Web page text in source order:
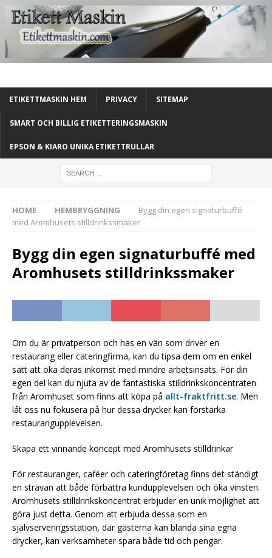
ETIKETTMASKIN HEM PRIVACY SITEMAP
SMART OCH BILLIG ETIKETTERINGSMASKIN
EPSON & KIARO UNIKA ETIKETTRULLAR
HOME HEMBRYGGNING
Bygg din egen signaturbuffé
med Aromhusets stilldrinkssmaker
Bygg din egen signaturbuffé med
Aromhusets stilldrinkssmaker
Om du är privatperson och has en vän som driver en
restaurang eller cateringfirma, kan du tipsa dem om en enkel
sätt att öka deras inkomst med mindre arbetsinsats. För din
egen del kan du njuta av de fantastiska stilldrinkskoncentraten
från Aromhuset som finns att köpa på allt-fraktfritt.se. Men
låt oss nu fokusera på hur dessa drycker kan förstärka
restaurangupplevelsen.
Skapa ett vinnande koncept med Aromhusets stilldrinkar
För restauranger, caféer och cateringföretag finns det ständigt
en strävan att både förbättra kundupplevelsen och öka vinsten.
Aromhusets stilldrinkskoncentrat erbjuder en unik möjlighet att
göra just detta. Genom att erbjuda dessa som en
självserveringsstation, där gästerna kan blanda sina egna
drycker, kan verksamheter spara både tid och pengar.